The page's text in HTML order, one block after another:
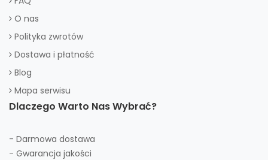
O nas
Polityka zwrotów
Dostawa i płatność
Blog
Mapa serwisu
Dlaczego Warto Nas Wybrać?
- Darmowa dostawa
- Gwarancja jakości